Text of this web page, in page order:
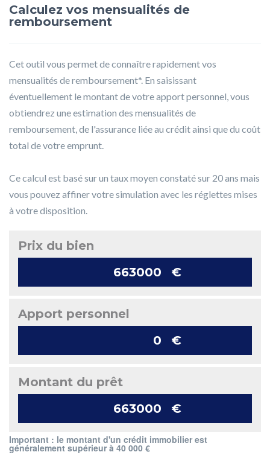
Calculez vos mensualités de
remboursement
Cet outil vous permet de connaître rapidement vos
mensualités de remboursement*. En saisissant
éventuellement le montant de votre apport personnel, vous
obtiendrez une estimation des mensualités de
remboursement, de l'assurance liée au crédit ainsi que du coût
total de votre emprunt.
Ce calcul est basé sur un taux moyen constaté sur 20 ans mais
vous pouvez affiner votre simulation avec les réglettes mises
à votre disposition.
Prix du bien
€
Apport personnel
€
Montant du prêt
€
Important : le montant d'un crédit immobilier est
généralement supérieur à 40 000 €